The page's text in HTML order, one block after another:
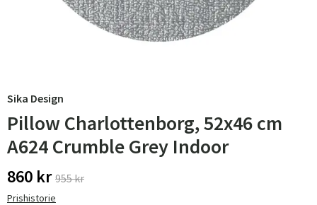
Sika Design
Pillow Charlottenborg, 52x46 cm
A624 Crumble Grey Indoor
860 kr 955 kr
Prishistorie